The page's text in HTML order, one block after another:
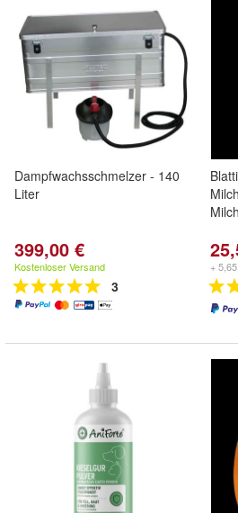
Dampfwachsschmelzer - 140
Liter
399,00 €
Kostenloser Versand
3
+